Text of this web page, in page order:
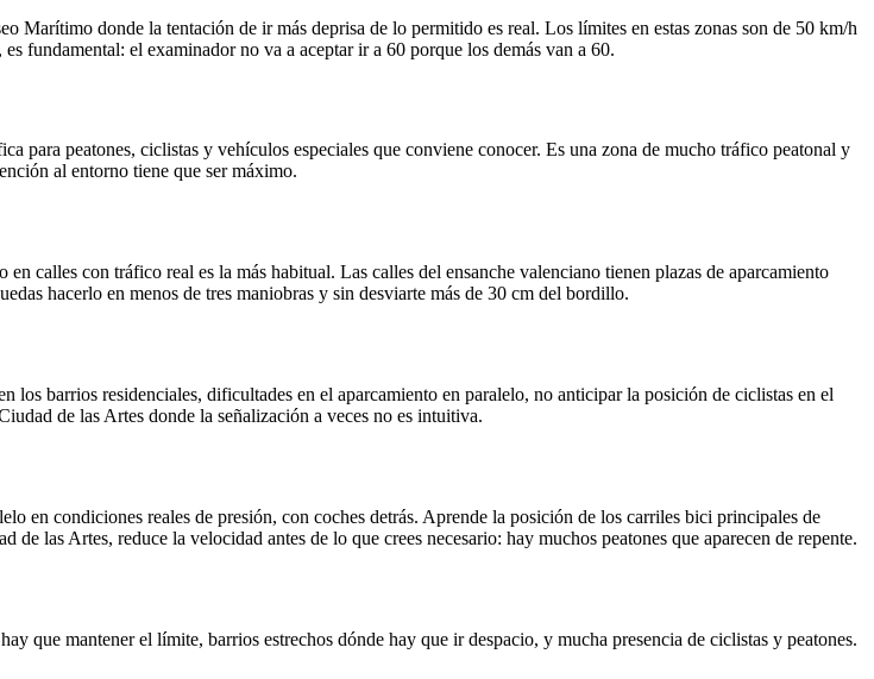
Marítimo donde la tentación de ir más deprisa de lo permitido es real. Los límites en estas zonas son de 50 km/h
fundamental: el examinador no va a aceptar ir a 60 porque los demás van a 60.
para peatones, ciclistas y vehículos especiales que conviene conocer. Es una zona de mucho tráfico peatonal y
al entorno tiene que ser máximo.
calles con tráfico real es la más habitual. Las calles del ensanche valenciano tienen plazas de aparcamiento
hacerlo en menos de tres maniobras y sin desviarte más de 30 cm del bordillo.
los barrios residenciales, dificultades en el aparcamiento en paralelo, no anticipar la posición de ciclistas en el
de las Artes donde la señalización a veces no es intuitiva.
en condiciones reales de presión, con coches detrás. Aprende la posición de los carriles bici principales de
las Artes, reduce la velocidad antes de lo que crees necesario: hay muchos peatones que aparecen de repente.
que mantener el límite, barrios estrechos dónde hay que ir despacio, y mucha presencia de ciclistas y peatones.